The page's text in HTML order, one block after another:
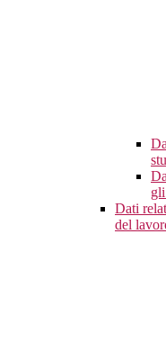
Dati
del